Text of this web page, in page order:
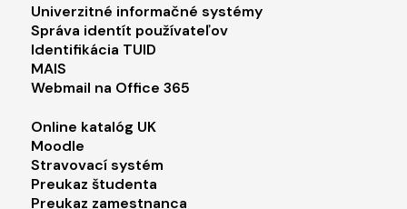
Footer menu 1
Univerzitné informačné systémy
Správa identít používateľov
Identifikácia TUID
MAIS
Webmail na Office 365
Footer menu 2
Online katalóg UK
Moodle
Stravovací systém
Preukaz študenta
Preukaz zamestnanca